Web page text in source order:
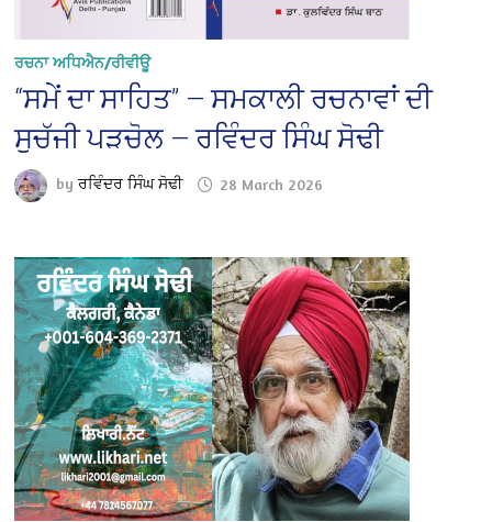
ਰਚਨਾ ਅਧਿਐਨ/ਰੀਵੀਊ
“ਸਮੇਂ ਦਾ ਸਾਹਿਤ” — ਸਮਕਾਲੀ ਰਚਨਾਵਾਂ ਦੀ
ਸੁਚੱਜੀ ਪੜਚੋਲ — ਰਵਿੰਦਰ ਸਿੰਘ ਸੋਢੀ
byਰਵਿੰਦਰ ਸਿੰਘ ਸੋਢੀ 28 March 2026